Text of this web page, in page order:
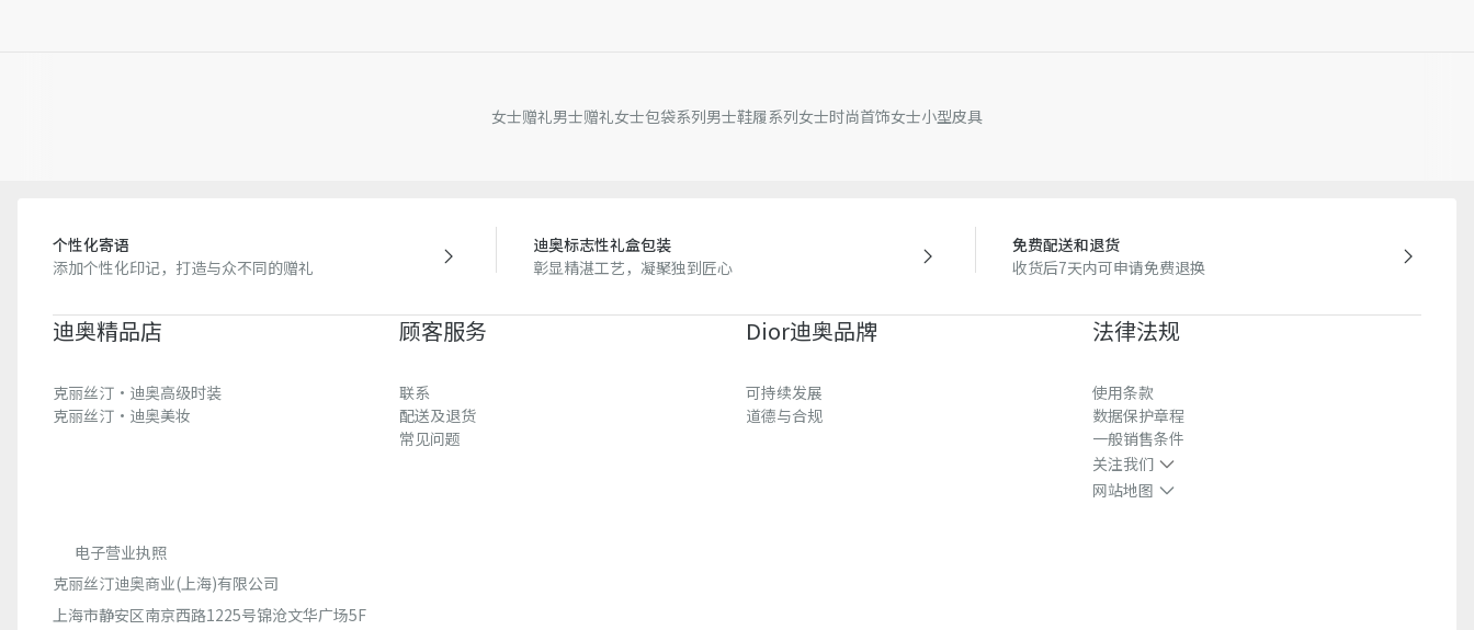
(Gabriella Crespi)。
女士赠礼男士赠礼女士包袋系列男士鞋履系列女士时尚首饰女士小型皮具
个性化寄语
添加个性化印记，打造与众不同的赠礼
迪奥标志性礼盒包装
彰显精湛工艺，凝聚独到匠心
免费配送和退货
收货后7天内可申请免费退换
迪奥精品店
克丽丝汀·迪奥高级时装
克丽丝汀·迪奥美妆
顾客服务
联系
配送及退货
常见问题
Dior迪奥品牌
可持续发展
道德与合规
法律法规
使用条款
数据保护章程
一般销售条件
关注我们
网站地图
电子营业执照
克丽丝汀迪奥商业(上海)有限公司
上海市静安区南京西路1225号锦沧文华广场5F